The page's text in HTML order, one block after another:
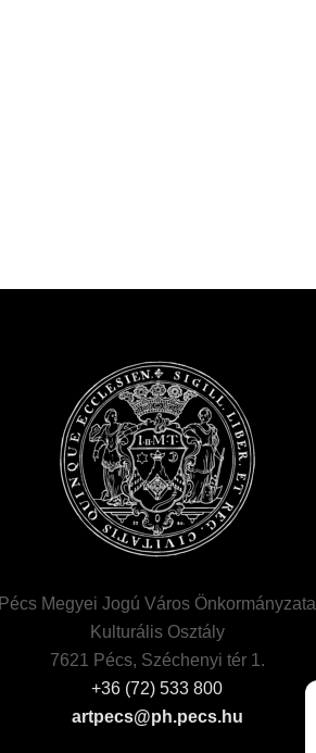
Pécs Megyei Jogú Város Önkormányzata
Kulturális Osztály
7621 Pécs, Széchenyi tér 1.
+36 (72) 533 800
artpecs@ph.pecs.hu